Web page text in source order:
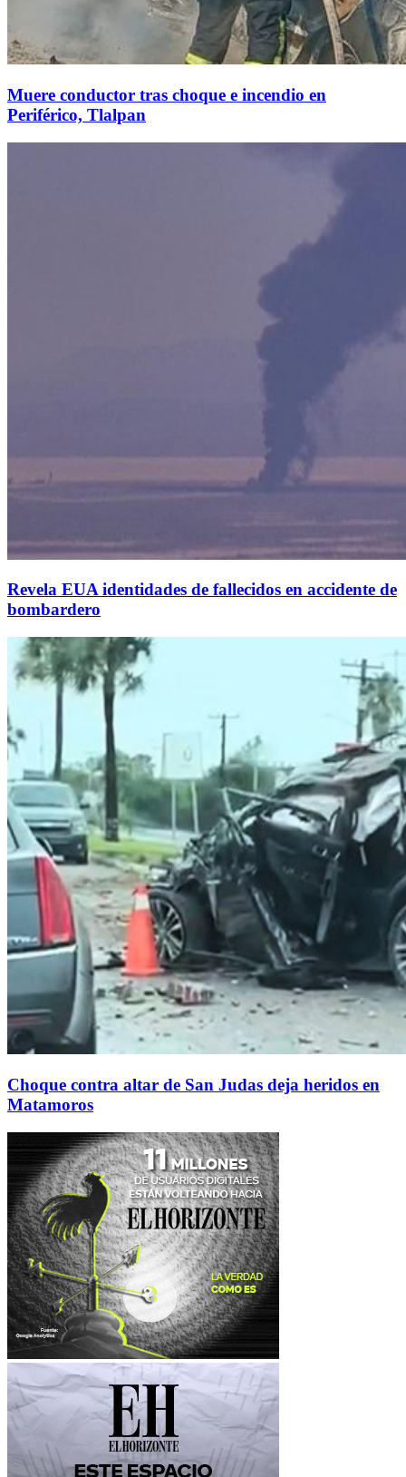
Muere conductor tras choque e incendio en
Periférico, Tlalpan
Revela EUA identidades de fallecidos en accidente de
bombardero
Choque contra altar de San Judas deja heridos en
Matamoros